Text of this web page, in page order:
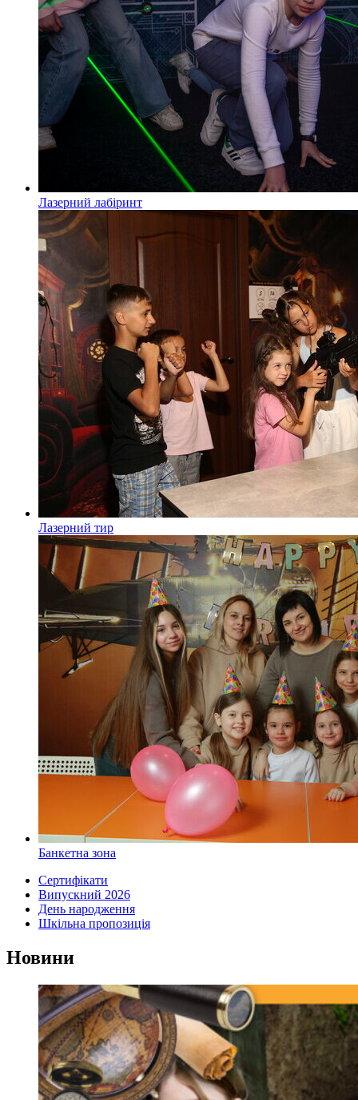
Лазерний лабіринт
Лазерний тир
Банкетна зона
Сертифікати
Випускний 2026
День народження
Шкільна пропозиція
Новини